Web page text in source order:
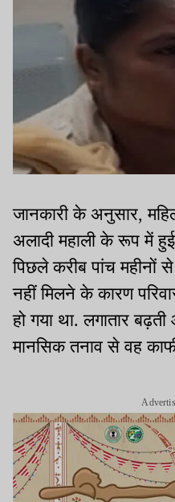
जानकारी के अनुसार,
अलादी महाली के रूप में
पिछले करीब पांच महीनों
नहीं मिलने के कारण
हो गया था. लगातार
मानसिक तनाव से वह